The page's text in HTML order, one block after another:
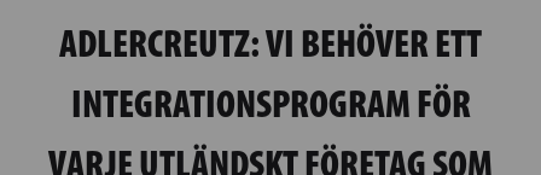
ADLERCREUTZ: VI BEHÖVER ETT
INTEGRATIONSPROGRAM FÖR
VARJE UTLÄNDSKT FÖRETAG SOM